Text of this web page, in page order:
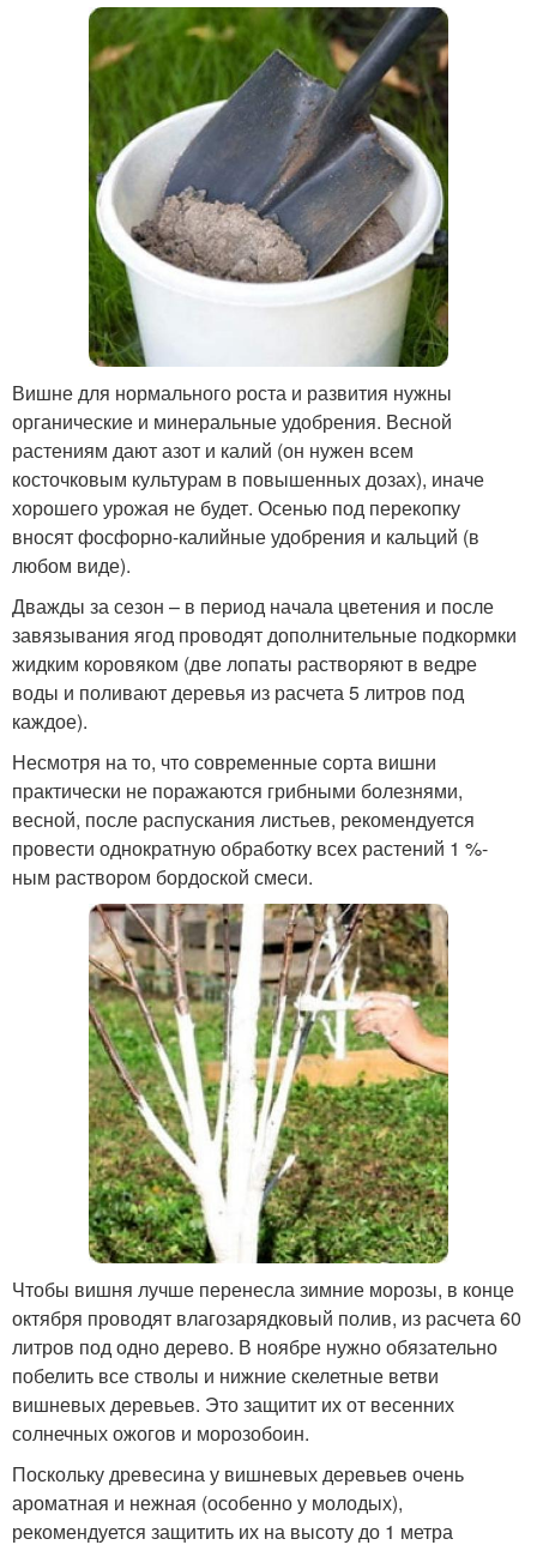
Вишне для нормального роста и развития нужны
органические и минеральные удобрения. Весной
растениям дают азот и калий (он нужен всем
косточковым культурам в повышенных дозах), иначе
хорошего урожая не будет. Осенью под перекопку
вносят фосфорно-калийные удобрения и кальций (в
любом виде).
Дважды за сезон – в период начала цветения и после
завязывания ягод проводят дополнительные подкормки
жидким коровяком (две лопаты растворяют в ведре
воды и поливают деревья из расчета 5 литров под
каждое).
Несмотря на то, что современные сорта вишни
практически не поражаются грибными болезнями,
весной, после распускания листьев, рекомендуется
провести однократную обработку всех растений 1 %-
ным раствором бордоской смеси.
Чтобы вишня лучше перенесла зимние морозы, в конце
октября проводят влагозарядковый полив, из расчета 60
литров под одно дерево. В ноябре нужно обязательно
побелить все стволы и нижние скелетные ветви
вишневых деревьев. Это защитит их от весенних
солнечных ожогов и морозобоин.
Поскольку древесина у вишневых деревьев очень
ароматная и нежная (особенно у молодых),
рекомендуется защитить их на высоту до 1 метра